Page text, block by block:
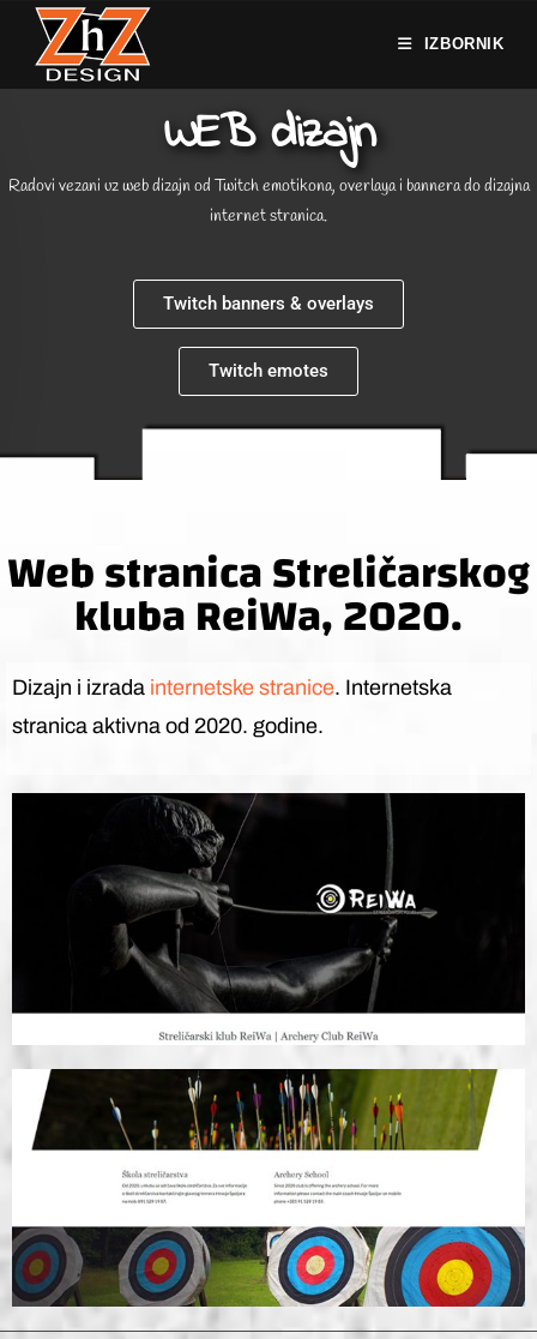
IZBORNIK
WEB dizajn
Radovi vezani uz web dizajn od Twitch emotikona, overlaya i bannera do dizajna
internet stranica.
Twitch banners & overlays
Twitch emotes
Web stranica Streličarskog
kluba ReiWa, 2020.
Dizajn i izrada internetske stranice. Internetska
stranica aktivna od 2020. godine.